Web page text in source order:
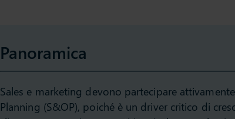
Panoramica
Sales e marketing devono partecipare
Planning (S&OP), poiché è un driver critico di